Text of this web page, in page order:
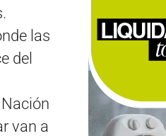
las
del
van a